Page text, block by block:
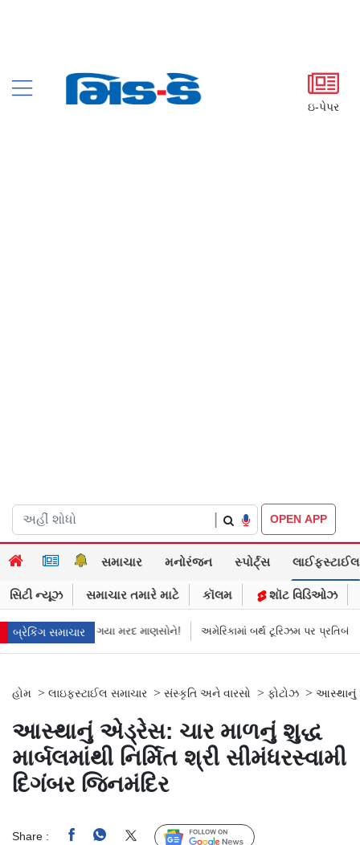
ઇ-પેપર
OPEN APP
સમાચાર મનોરંજન સ્પોર્ટ્સ લાઈફસ્ટાઈલ
સિટી ન્યૂઝ સમાચાર તમારે માટે કૉલમ શૉટ વિડિઓઝ
બ્રેકિંગ સમાચાર
માની ગયા મરદ માણસોને! અમેરિકામાં બર્થ ટૂરિઝમ પર પ્રતિબંધ મૂક્યો
હોમ > લાઇફસ્ટાઈલ સમાચાર > સંસ્કૃતિ અને વારસો > ફોટોઝ > આસ્થાનું
આસ્થાનું એડ્રેસ: ચાર માળનું શુદ્ધ
માર્બલમાંથી નિર્મિત શ્રી સીમંધરસ્વામી
દિગંબર જિનમંદિર
Share : Follow Us